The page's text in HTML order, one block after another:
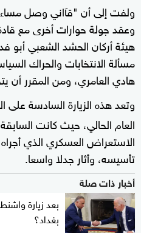
ولفت إلى أن "قآاني وصل مساء
وعقد جولة حوارات أخرى مع
هيئة أركان الحشد الشعبي
مسألة الانتخابات والحراك
هادي العامري، ومن المقرر
وتعد هذه الزيارة السادسة على
العام الحالي، حيث كانت
الاستعراض العسكري الذي
تأسيسه، وأثار جدلا واسعا.
أخبار ذات صلة
بعد زيارة
بغداد؟